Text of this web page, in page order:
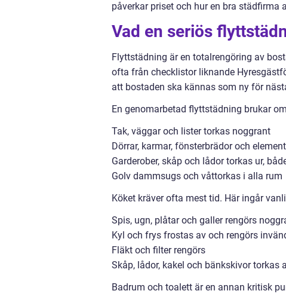
påverkar priset och hur en bra städfirma
Vad en seriös
Flyttstädning är en totalrengöring av
ofta från checklistor liknande
att bostaden ska kännas som ny för
En genomarbetad flyttstädning brukar
Tak, väggar och lister torkas noggrant
Dörrar, karmar, fönsterbrädor och
Garderober, skåp och lådor torkas ur,
Golv dammsugs och våttorkas i alla rum
Köket kräver ofta mest tid. Här ingår
Spis, ugn, plåtar och galler rengörs
Kyl och frys frostas av och rengörs
Fläkt och filter rengörs
Skåp, lådor, kakel och bänkskivor torkas
Badrum och toalett är en annan kritisk